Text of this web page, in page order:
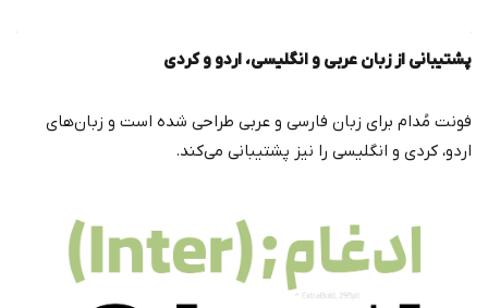
پشتیبانی از زبان عربی و انگلیسی، اردو و کردی
فونت مُدام برای زبان فارسی و عربی طراحی شده است و زبان‌های
اردو، کردی و انگلیسی را نیز پشتیبانی می‌کند.